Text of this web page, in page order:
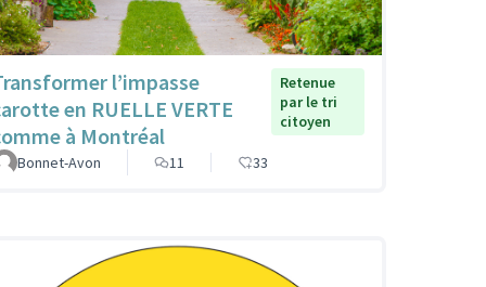
l’impasse
en RUELLE VERTE
à Montréal
Retenue
par le tri
citoyen
Bonnet-Avon 11 33